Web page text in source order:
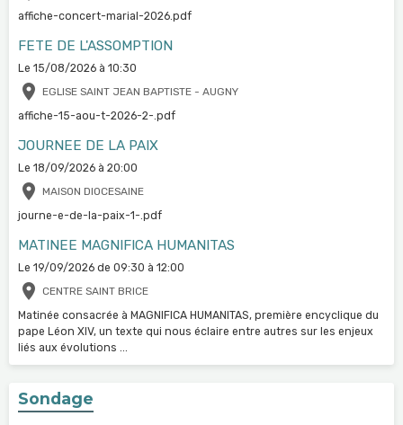
affiche-concert-marial-2026.pdf
FETE DE L'ASSOMPTION
Le 15/08/2026 à 10:30
EGLISE SAINT JEAN BAPTISTE - AUGNY
affiche-15-aou-t-2026-2-.pdf
JOURNEE DE LA PAIX
Le 18/09/2026 à 20:00
MAISON DIOCESAINE
journe-e-de-la-paix-1-.pdf
MATINEE MAGNIFICA HUMANITAS
Le 19/09/2026 de 09:30 à 12:00
CENTRE SAINT BRICE
Matinée consacrée à MAGNIFICA HUMANITAS, première encyclique du
pape Léon XIV, un texte qui nous éclaire entre autres sur les enjeux
liés aux évolutions ...
Sondage